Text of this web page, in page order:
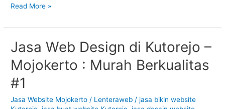
Read More »
Jasa Web Design di Kutorejo –
Mojokerto : Murah Berkualitas
#1
Jasa Website Mojokerto / Lenteraweb /jasa bikin website
Jasa
Web
Design
di
Kutorejo
–